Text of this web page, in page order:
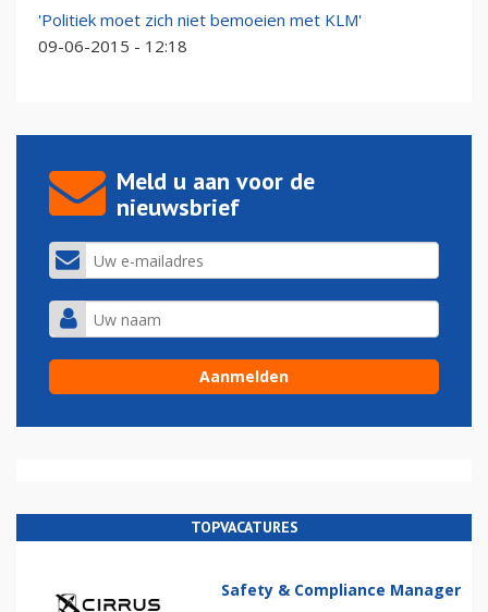
'Politiek moet zich niet bemoeien met KLM'
09-06-2015 - 12:18
Meld u aan voor de
nieuwsbrief
TOPVACATURES
Safety & Compliance Manager